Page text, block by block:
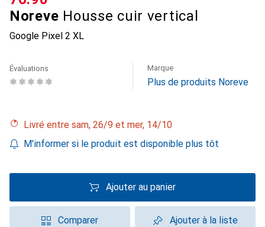
Noreve Housse cuir vertical
Google Pixel 2 XL
Évaluations Marque
Plus de produits Noreve
Livré entre sam, 26/9 et mer, 14/10
M'informer si le produit est disponible plus tôt
Ajouter au panier
Comparer Ajouter à la liste